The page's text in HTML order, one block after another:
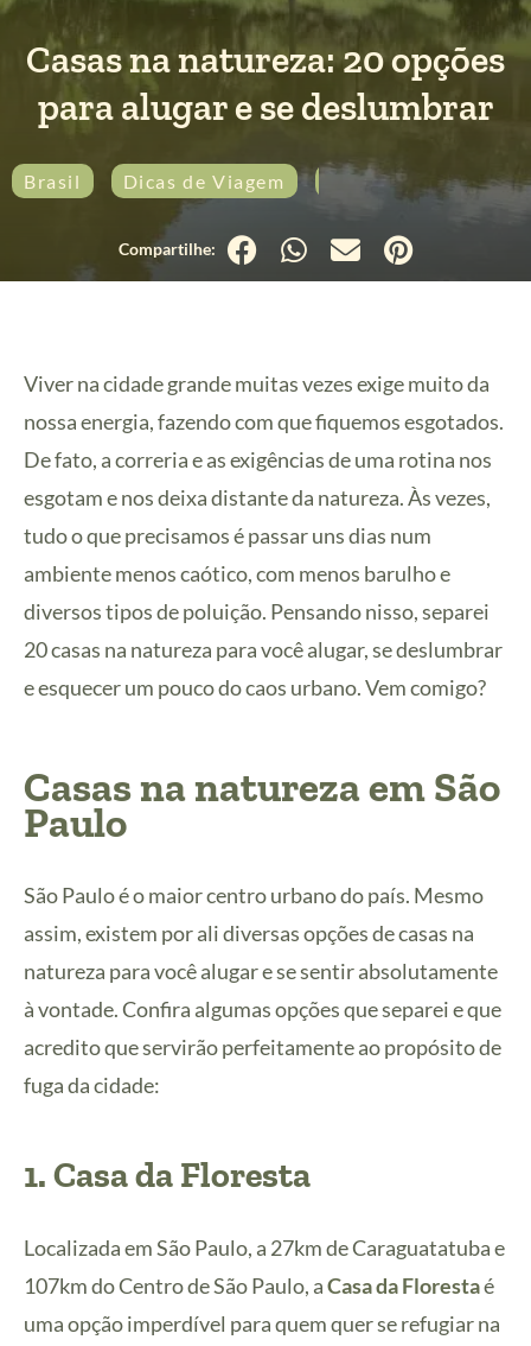
Casas na natureza: 20 opções
para alugar e se deslumbrar
Brasil Dicas de Viagem Hospedagem
Viver na cidade grande muitas vezes exige muito da
nossa energia, fazendo com que fiquemos esgotados.
De fato, a correria e as exigências de uma rotina nos
esgotam e nos deixa distante da natureza. Às vezes,
tudo o que precisamos é passar uns dias num
ambiente menos caótico, com menos barulho e
diversos tipos de poluição. Pensando nisso, separei
20 casas na natureza para você alugar, se deslumbrar
e esquecer um pouco do caos urbano. Vem comigo?
Casas na natureza emSão
Paulo
São Paulo é o maior centro urbano do país. Mesmo
assim, existem por ali diversas opções de casas na
natureza para você alugar e se sentir absolutamente
à vontade. Confira algumas opções que separei e que
acredito que servirão perfeitamente ao propósito de
fuga da cidade:
1.Casa da Floresta
Localizada em São Paulo, a 27km de Caraguatatuba e
107km do Centro de São Paulo, aCasa da Florestaé
uma opção imperdível para quem quer se refugiar na